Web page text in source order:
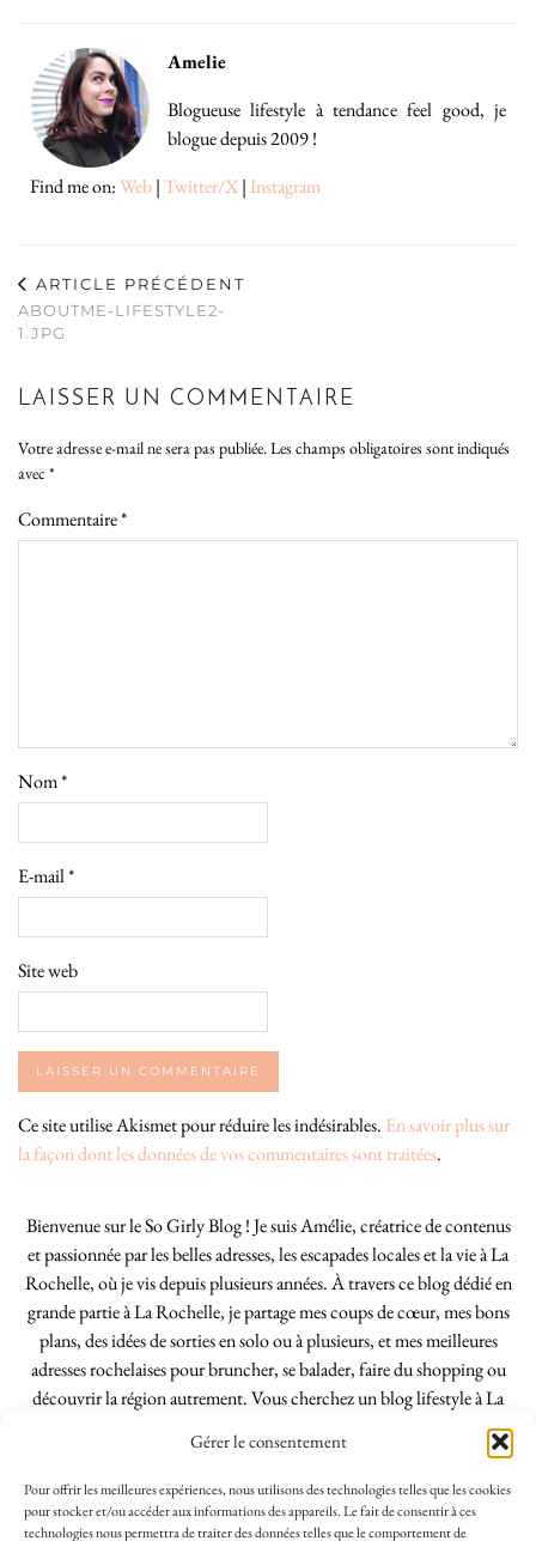
Gérer le consentement
Pour offrir les meilleures expériences, nous utilisons des technologies telles que les cookies
pour stocker et/ou accéder aux informations des appareils. Le fait de consentir à ces
technologies nous permettra de traiter des données telles que le comportement de
Amelie
Blogueuse lifestyle à tendance feel good, je
blogue depuis 2009 !
Find me on:Web|Twitter/X| Instagram
ARTICLE PRÉCÉDENT
ABOUTME-LIFESTYLE2-
1.JPG
LAISSER UN COMMENTAIRE
Votre adresse e-mail ne sera pas publiée.Les champs obligatoires sont indiqués
avec *
Commentaire*
Nom*
E-mail*
Site web
Ce site utilise Akismet pour réduire les indésirables. En savoir plus sur
la façon dont les données de vos commentaires sont traitées.
Bienvenue sur le So Girly Blog ! Je suis Amélie, créatrice de contenus
et passionnée par les belles adresses, les escapades locales et la vie à La
Rochelle, où je vis depuis plusieurs années. À travers ce blog dédié en
grande partie à La Rochelle, je partage mes coups de cœur, mes bons
plans, des idées de sorties en solo ou à plusieurs, et mes meilleures
adresses rochelaises pour bruncher, se balader, faire du shopping ou
découvrir la région autrement. Vous cherchez un blog lifestyle à La
Rochelle, tenu par une locale ? Vous êtes au bon endroit. Que vous
soyez Rochelais·e ou de passage dans notre belle ville, j’espère que mes
articles vous aideront à profiter de La Rochelle comme un·e vrai·e
initié·e. !